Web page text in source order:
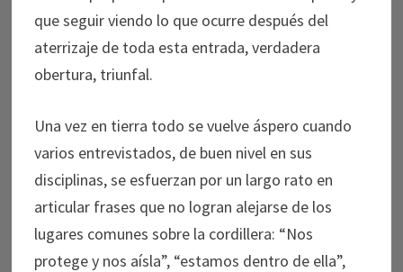
que seguir viendo lo que ocurre después del
aterrizaje de toda esta entrada, verdadera
obertura, triunfal.
Una vez en tierra todo se vuelve áspero cuando
varios entrevistados, de buen nivel en sus
disciplinas, se esfuerzan por un largo rato en
articular frases que no logran alejarse de los
lugares comunes sobre la cordillera: “Nos
protege y nos aísla”, “estamos dentro de ella”,